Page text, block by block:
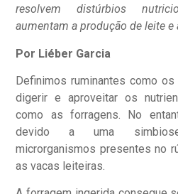
resolvem distúrbios
aumentam a produção de leite
Por Liéber Garcia
Definimos ruminantes como
digerir e aproveitar os
como as forragens. No
devido a uma
microrganismos presentes no
as vacas leiteiras.